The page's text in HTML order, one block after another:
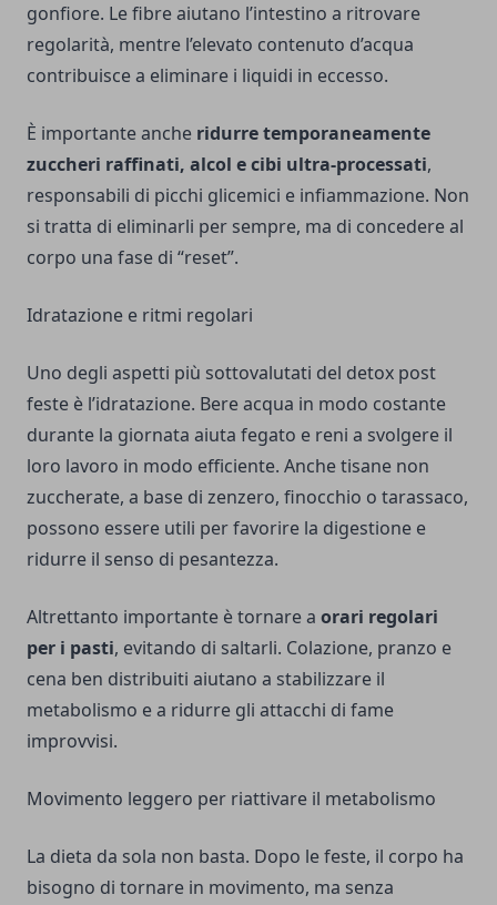
gonfiore. Le fibre aiutano l’intestino a ritrovare
regolarità, mentre l’elevato contenuto d’acqua
contribuisce a eliminare i liquidi in eccesso.
È importante anche ridurre temporaneamente
zuccheri raffinati, alcol e cibi ultra-processati,
responsabili di picchi glicemici e infiammazione. Non
si tratta di eliminarli per sempre, ma di concedere al
corpo una fase di “reset”.
Idratazione e ritmi regolari
Uno degli aspetti più sottovalutati del detox post
feste è l’idratazione. Bere acqua in modo costante
durante la giornata aiuta fegato e reni a svolgere il
loro lavoro in modo efficiente. Anche tisane non
zuccherate, a base di zenzero, finocchio o tarassaco,
possono essere utili per favorire la digestione e
ridurre il senso di pesantezza.
Altrettanto importante è tornare a orari regolari
per i pasti, evitando di saltarli. Colazione, pranzo e
cena ben distribuiti aiutano a stabilizzare il
metabolismo e a ridurre gli attacchi di fame
improvvisi.
Movimento leggero per riattivare il metabolismo
La dieta da sola non basta. Dopo le feste, il corpo ha
bisogno di tornare in movimento, ma senza